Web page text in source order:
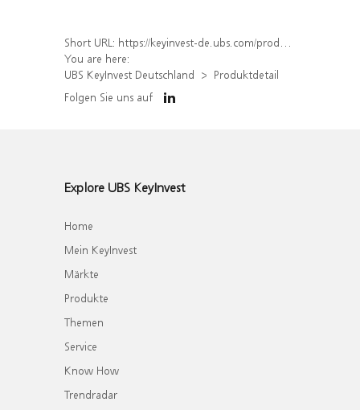
Short URL: https://keyinvest-de.ubs.com/produkt/detail/index/isin/DE000WA7UCQ6
You are here:
UBS KeyInvest Deutschland
Produktdetail
Folgen Sie uns auf
Explore UBS KeyInvest
Home
Mein KeyInvest
Märkte
Produkte
Themen
Service
Know How
Trendradar